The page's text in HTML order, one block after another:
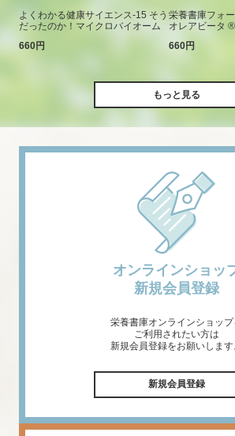
よくわかる健康サイエンス-15 そう
だったのか！マイクロバイオーム
660円
栄養書庫フォ
オレアビータ
660円
もっと見る
オンラインショッ
新規会員登録
栄養書庫オンラインショップ
ご利用されたい方は
新規会員登録をお願いします
新規会員登録